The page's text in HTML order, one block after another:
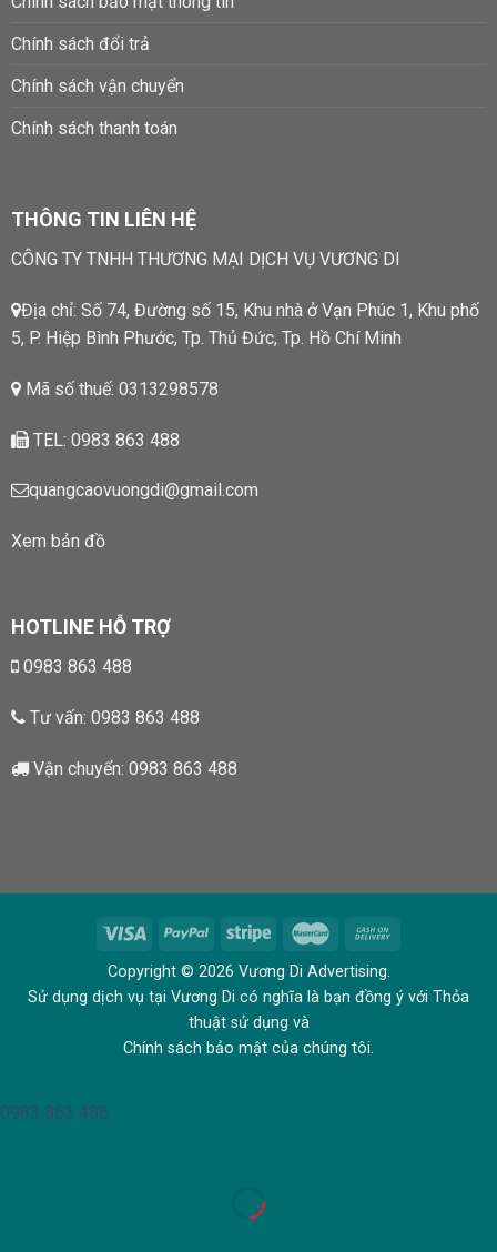
Chính sách đổi trả
Chính sách vận chuyển
Chính sách thanh toán
THÔNG TIN LIÊN HỆ
CÔNG TY TNHH THƯƠNG MẠI DỊCH VỤ VƯƠNG DI
Địa chỉ: Số 74, Đường số 15, Khu nhà ở Vạn Phúc 1, Khu phố
5, P. Hiệp Bình Phước, Tp. Thủ Đức, Tp. Hồ Chí Minh
Mã số thuế: 0313298578
TEL: 0983 863 488
quangcaovuongdi@gmail.com
Xem bản đồ
HOTLINE HỖ TRỢ
0983 863 488
Tư vấn: 0983 863 488
Vận chuyển: 0983 863 488
Copyright © 2026 Vương Di Advertising.
Sử dụng dịch vụ tại Vương Di có nghĩa là bạn đồng ý với Thỏa
thuật sử dụng và
Chính sách bảo mật của chúng tôi.
0983 863 488